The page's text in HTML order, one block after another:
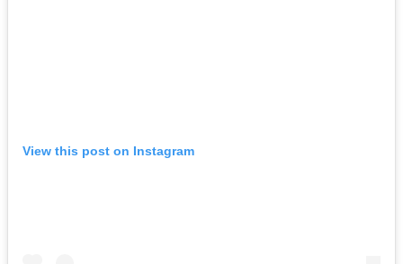
View this post on Instagram